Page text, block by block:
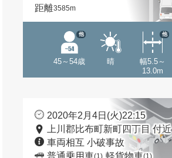
距離3585m
45～54歳
他
晴
幅5.5～
13.0m
他
2020年2月4日(火)22:15
上川郡比布町新町四丁目 付近
車両相互 小破事故
普通乗用車(1) 軽貨物車(1)